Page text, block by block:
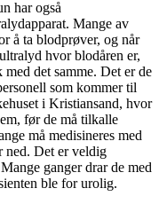
har også
Mange av
å ta blodprøver, og når
hvor blodåren er,
det samme. Det er de
som kommer til
i Kristiansand, hvor
før de må tilkalle
må medisineres med
ned. Det er veldig
ganger drar de med
ble for urolig.